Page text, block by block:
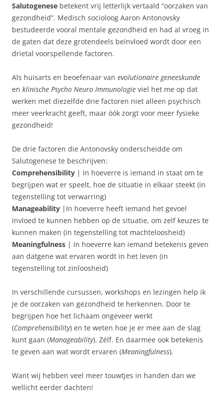
Salutogenese betekent vrij letterlijk vertaald “oorzaken van
gezondheid”. Medisch socioloog Aaron Antonovsky
bestudeerde vooral mentale gezondheid en had al vroeg in
de gaten dat deze grotendeels beïnvloed wordt door een
drietal voorspellende factoren.
Als huisarts en beoefenaar van evolutionaire geneeskunde
en klinische Psycho Neuro Immunologie viel het me op dat
werken met diezelfde drie factoren niet alleen psychisch
meer veerkracht geeft, maar óók zorgt voor meer fysieke
gezondheid!
De drie factoren die Antonovsky onderscheidde om
Salutogenese te beschrijven:
Comprehensibility | In hoeverre is iemand in staat om te
begrijpen wat er speelt, hoe de situatie in elkaar steekt (in
tegenstelling tot verwarring)
Manageability |In hoeverre heeft iemand het gevoel
invloed te kunnen hebben op de situatie, om zelf keuzes te
kunnen maken (in tegenstelling tot machteloosheid)
Meaningfulness | In hoeverre kan iemand betekenis geven
aan datgene wat ervaren wordt in het leven (in
tegenstelling tot zinloosheid)
In verschillende cursussen, workshops en lezingen help ik
je de oorzaken van gezondheid te herkennen. Door te
begrijpen hoe het lichaam ongeveer werkt
(Comprehensibility) en te weten hoe je er mee aan de slag
kunt gaan (Manageability). Zélf. En daarmee ook betekenis
te geven aan wat wordt ervaren (Meaningfulness).
Want wij hebben veel meer touwtjes in handen dan we
wellicht eerder dachten!